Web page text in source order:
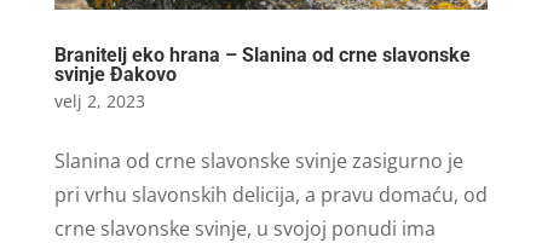
Branitelj eko hrana – Slanina od crne slavonske
svinje Đakovo
velj 2, 2023
Slanina od crne slavonske svinje zasigurno je
pri vrhu slavonskih delicija, a pravu domaću, od
crne slavonske svinje, u svojoj ponudi ima